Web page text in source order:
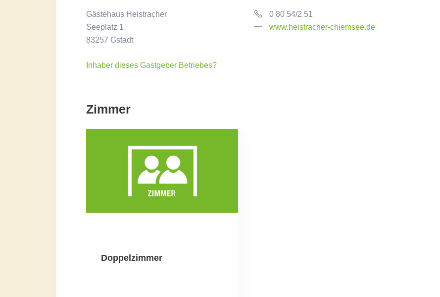
Gästehaus Heistracher
Seeplatz 1
83257 Gstadt
0 80 54/2 51
www.heistracher-chiemsee.de
Inhaber dieses Gastgeber Betriebes?
Zimmer
Doppelzimmer